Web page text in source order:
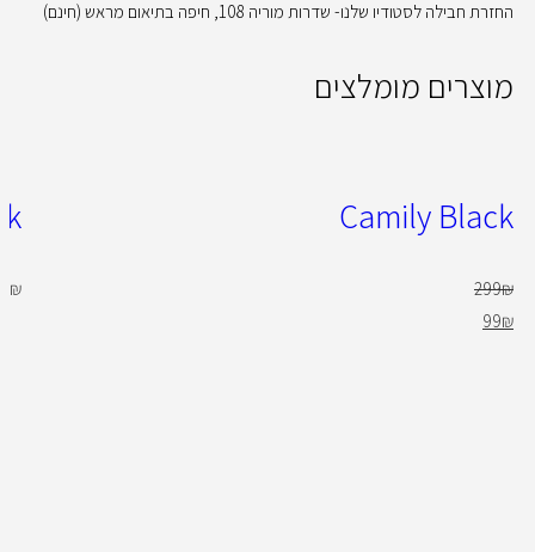
החזרת חבילה לסטודיו שלנו- שדרות מוריה 108, חיפה בתיאום מראש (חינם)
מוצרים מומלצים
Camily Black
299₪
99₪
₪